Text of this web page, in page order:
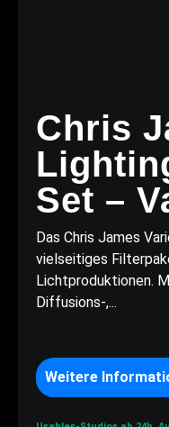
Chris
Set –
Das Chris James
vielseitiges
Lichtproduktionen.
Diffusions-,...
Weitere